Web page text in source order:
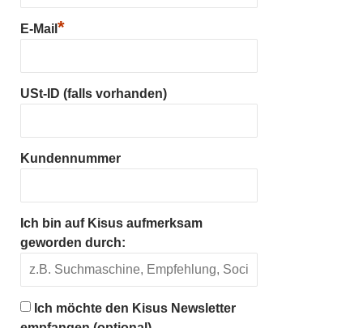
E-Mail *
USt-ID (falls vorhanden)
Kundennummer
Ich bin auf Kisus aufmerksam
geworden durch:
Ich möchte den Kisus Newsletter